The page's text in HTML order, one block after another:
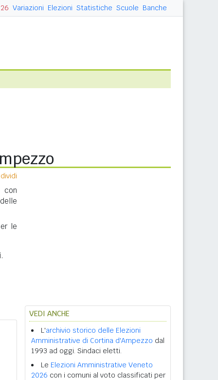
Variazioni Elezioni Statistiche Scuole Banche
con
le
VEDI ANCHE
L'archivio storico delle Elezioni
Amministrative di Cortina d'Ampezzo dal
1993 ad oggi. Sindaci eletti.
Le Elezioni Amministrative Veneto
2026 con i comuni al voto classificati per